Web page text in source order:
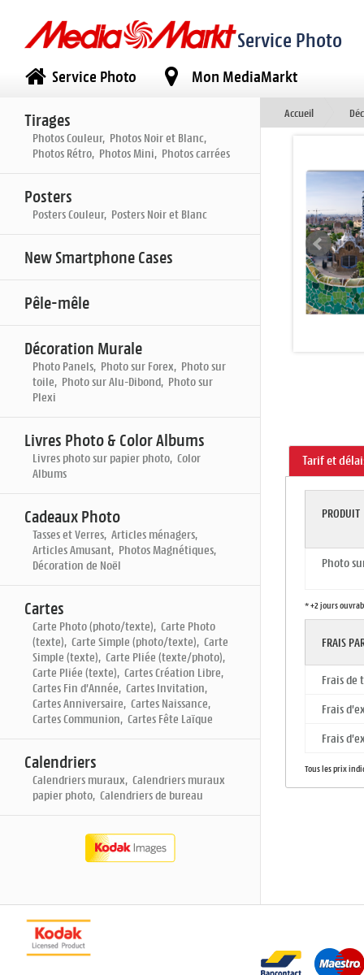
Service Photo
Service Photo Mon MediaMarkt
Tirages
Photos Couleur, Photos Noir et Blanc,
Photos Rétro, Photos Mini, Photos carrées
Posters
Posters Couleur, Posters Noir et Blanc
New Smartphone Cases
Pêle-mêle
Décoration Murale
Photo Panels, Photo sur Forex, Photo sur
toile, Photo sur Alu-Dibond, Photo sur
Plexi
Livres Photo & Color Albums
Livres photo sur papier photo, Color
Albums
Cadeaux Photo
Tasses et Verres, Articles ménagers,
Articles Amusant, Photos Magnétiques,
Décoration de Noël
Cartes
Carte Photo (photo/texte), Carte Photo
(texte), Carte Simple (photo/texte), Carte
Simple (texte), Carte Pliée (texte/photo),
Carte Pliée (texte), Cartes Création Libre,
Cartes Fin d'Année, Cartes Invitation,
Cartes Anniversaire, Cartes Naissance,
Cartes Communion, Cartes Fête Laïque
Calendriers
Calendriers muraux, Calendriers muraux
papier photo, Calendriers de bureau
Accueil
Tarif et
PRODUIT
Photo
* +2 jours
FRAIS
Frais
Frais
Frais
Tous les prix